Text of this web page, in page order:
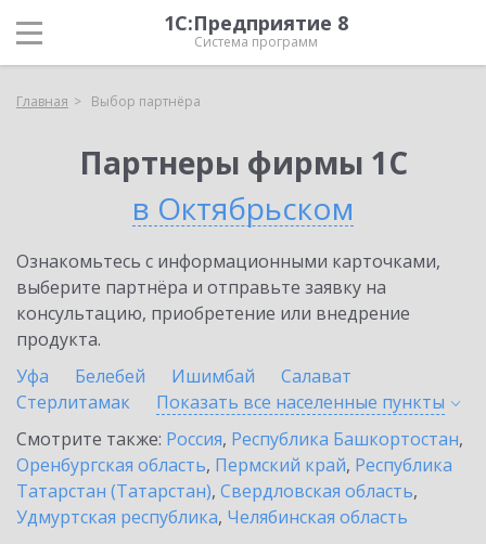
1С:Предприятие 8
Система программ
Главная Выбор партнёра
Партнеры фирмы 1С
в Октябрьском
Ознакомьтесь с информационными карточками,
выберите партнёра и отправьте заявку на
консультацию, приобретение или внедрение
продукта.
Уфа
Белебей Ишимбай
Салават
Стерлитамак
Показать все населенные пункты
Смотрите также: Россия, Республика Башкортостан,
Оренбургская область, Пермский край, Республика
Татарстан (Татарстан), Свердловская область,
Удмуртская республика, Челябинская область